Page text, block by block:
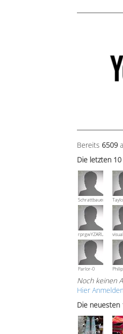
Bereits 6509
Die letzten
Schrattbauer
Parlor-0
Noch keinen
Hier
Die neuesten